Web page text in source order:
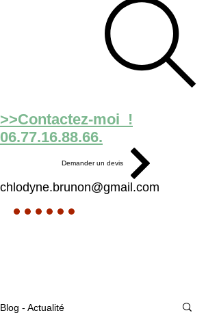
>>Contactez-moi !
06.77.16.88.66.
Demander un devis
chlodyne.brunon@gmail.com
Blog - Actualité